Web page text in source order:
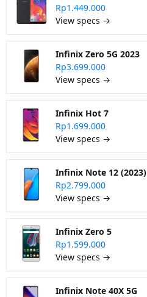
Rp1.449.000
View specs →
Infinix Zero 5G 2023
Rp3.699.000
View specs →
Infinix Hot 7
Rp1.699.000
View specs →
Infinix Note 12 (2023)
Rp2.799.000
View specs →
Infinix Zero 5
Rp1.599.000
View specs →
Infinix Note 40X 5G